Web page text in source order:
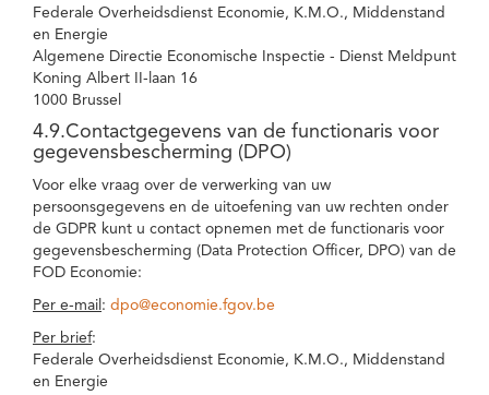
Federale Overheidsdienst Economie, K.M.O., Middenstand
en Energie
Algemene Directie Economische Inspectie - Dienst Meldpunt
Koning Albert II-laan 16
1000 Brussel
4.9.Contactgegevens van de functionaris voor
gegevensbescherming (DPO)
Voor elke vraag over de verwerking van uw
persoonsgegevens en de uitoefening van uw rechten onder
de GDPR kunt u contact opnemen met de functionaris voor
gegevensbescherming (Data Protection Officer, DPO) van de
FOD Economie:
Per e-mail : dpo@economie.fgov.be
Per brief:
Federale Overheidsdienst Economie, K.M.O., Middenstand
en Energie